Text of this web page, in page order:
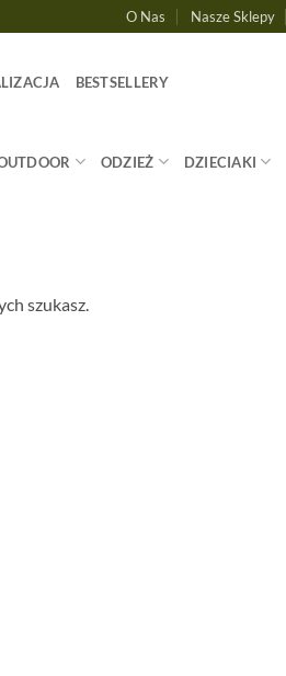
O Nas Nasze Sklepy
BESTSELLERY
ODZIEŻ DZIECIAKI
szukasz.